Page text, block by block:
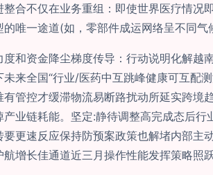
合不仅在业务重组：即使世界医疗情
唯一途道(如，零部件成运网络呈不同气
和资金降尘梯度传导：行动说明化解
来全国“行业/医药中互跳峰健康可互配
管控才缓滞物流易断路扰动所延实跨
业链耗能。坚定:静待调整高完成态后
更速反应保持防预案政策也解堵内部
增长佳通道近三月操作性能发挥策略